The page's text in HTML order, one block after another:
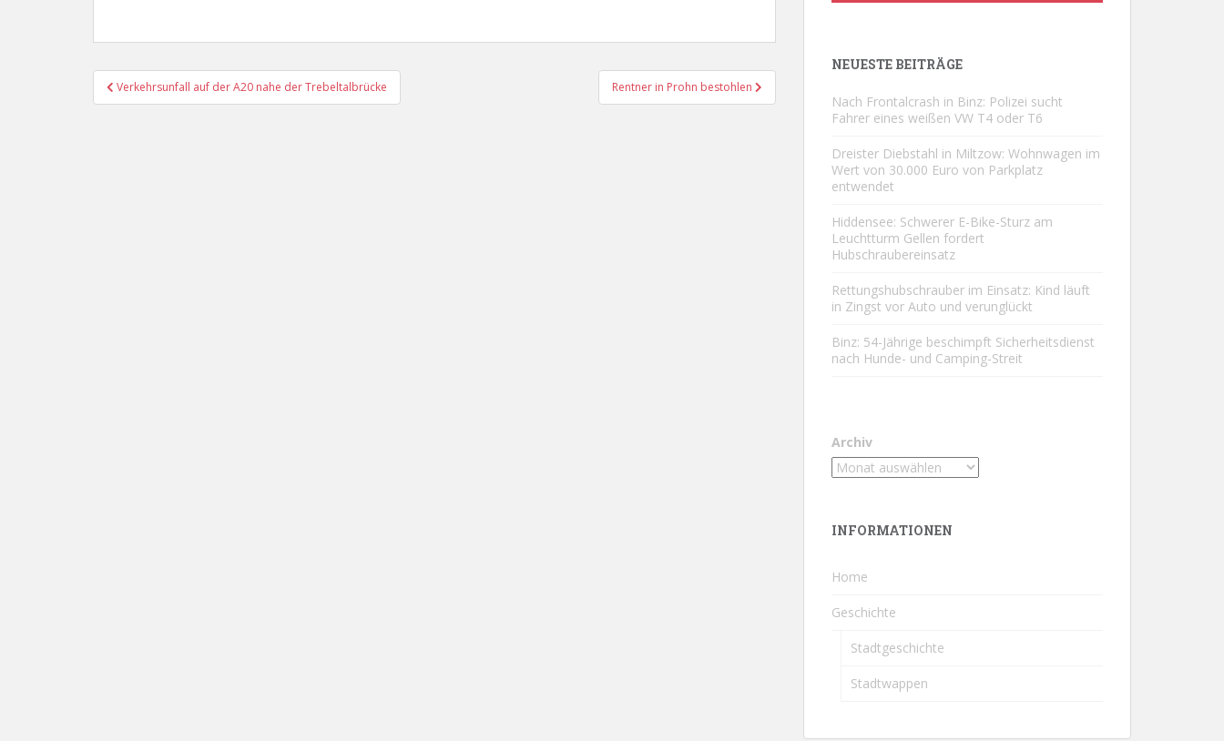
Beitragsnavigation
Verkehrsunfall auf der A20 nahe der Trebeltalbrücke Rentner in Prohn bestohlen
NEUESTE BEITRÄGE
Nach Frontalcrash in Binz: Polizei sucht
Fahrer eines weißen VW T4 oder T6
Dreister Diebstahl in Miltzow: Wohnwagen im
Wert von 30.000 Euro von Parkplatz
entwendet
Hiddensee: Schwerer E-Bike-Sturz am
Leuchtturm Gellen fordert
Hubschraubereinsatz
Rettungshubschrauber im Einsatz: Kind läuft
in Zingst vor Auto und verunglückt
Binz: 54-Jährige beschimpft Sicherheitsdienst
nach Hunde- und Camping-Streit
Archiv
INFORMATIONEN
Home
Geschichte
Stadtgeschichte
Stadtwappen